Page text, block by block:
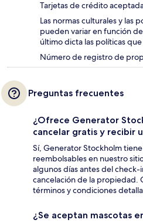
Tarjetas de crédito
Las normas culturales y las
pueden variar en función
último dicta las políticas
Número de registro de
Preguntas frecuentes
¿Ofrece Generator
cancelar gratis y recibir
Sí, Generator Stockholm
reembolsables en nuestro
algunos días antes del
cancelación de la propiedad.
términos y condiciones
¿Se aceptan mascotas